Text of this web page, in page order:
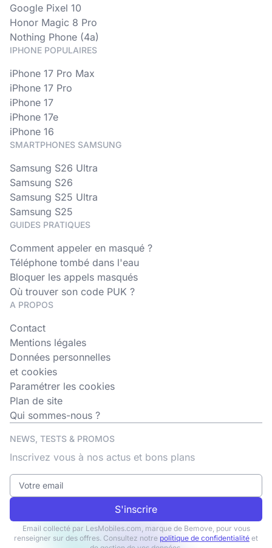
Google Pixel 10
Honor Magic 8 Pro
Nothing Phone (4a)
IPHONE POPULAIRES
iPhone 17 Pro Max
iPhone 17 Pro
iPhone 17
iPhone 17e
iPhone 16
SMARTPHONES SAMSUNG
Samsung S26 Ultra
Samsung S26
Samsung S25 Ultra
Samsung S25
GUIDES PRATIQUES
Comment appeler en masqué ?
Téléphone tombé dans l'eau
Bloquer les appels masqués
Où trouver son code PUK ?
A PROPOS
Contact
Mentions légales
Données personnelles
et cookies
Paramétrer les cookies
Plan de site
Qui sommes-nous ?
NEWS, TESTS & PROMOS
Inscrivez vous à nos actus et bons plans
S'inscrire
Email collecté par LesMobiles.com, marque de Bemove, pour vous
renseigner sur des offres. Consultez notre politique de confidentialité et